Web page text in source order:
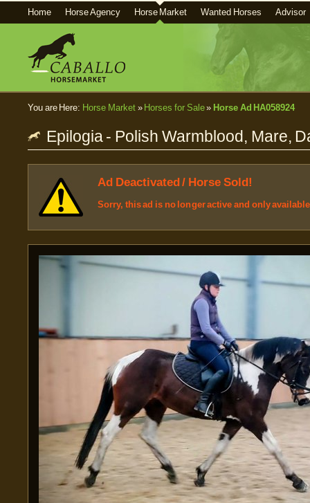
Home Horse Agency Horse Market Wanted Horses Advisor
You are Here: Horse Market» Horses for Sale» Horse Ad HA058924
Epilogia - Polish Warmblood, Mare,
Ad Deactivated / Horse Sold!
Sorry, this ad is no longer active and only